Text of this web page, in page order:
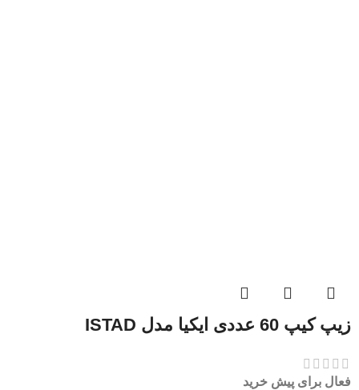
زیپ کیپ 60 عددی ایکیا مدل ISTAD
فعال برای پیش خرید